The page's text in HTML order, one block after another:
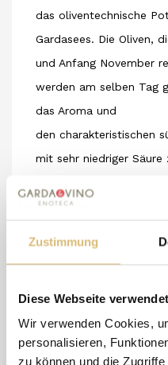
Zustimmung
Diese Webseite
Wir verwenden Cookies,
personalisieren,
zu können und die
das oliventechnische
Gardasees. Die Oliven,
und Anfang November
werden am selben Tag
das Aroma und
den charakteristischen
mit sehr niedriger Säure
Prozentsätzen
Mittlerer bis leichter
Geschmack:
Gefühl von